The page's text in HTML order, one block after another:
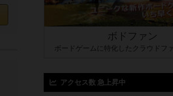
ボドファン
ボードゲームに特化したクラウドフ
アクセス数 急上昇中